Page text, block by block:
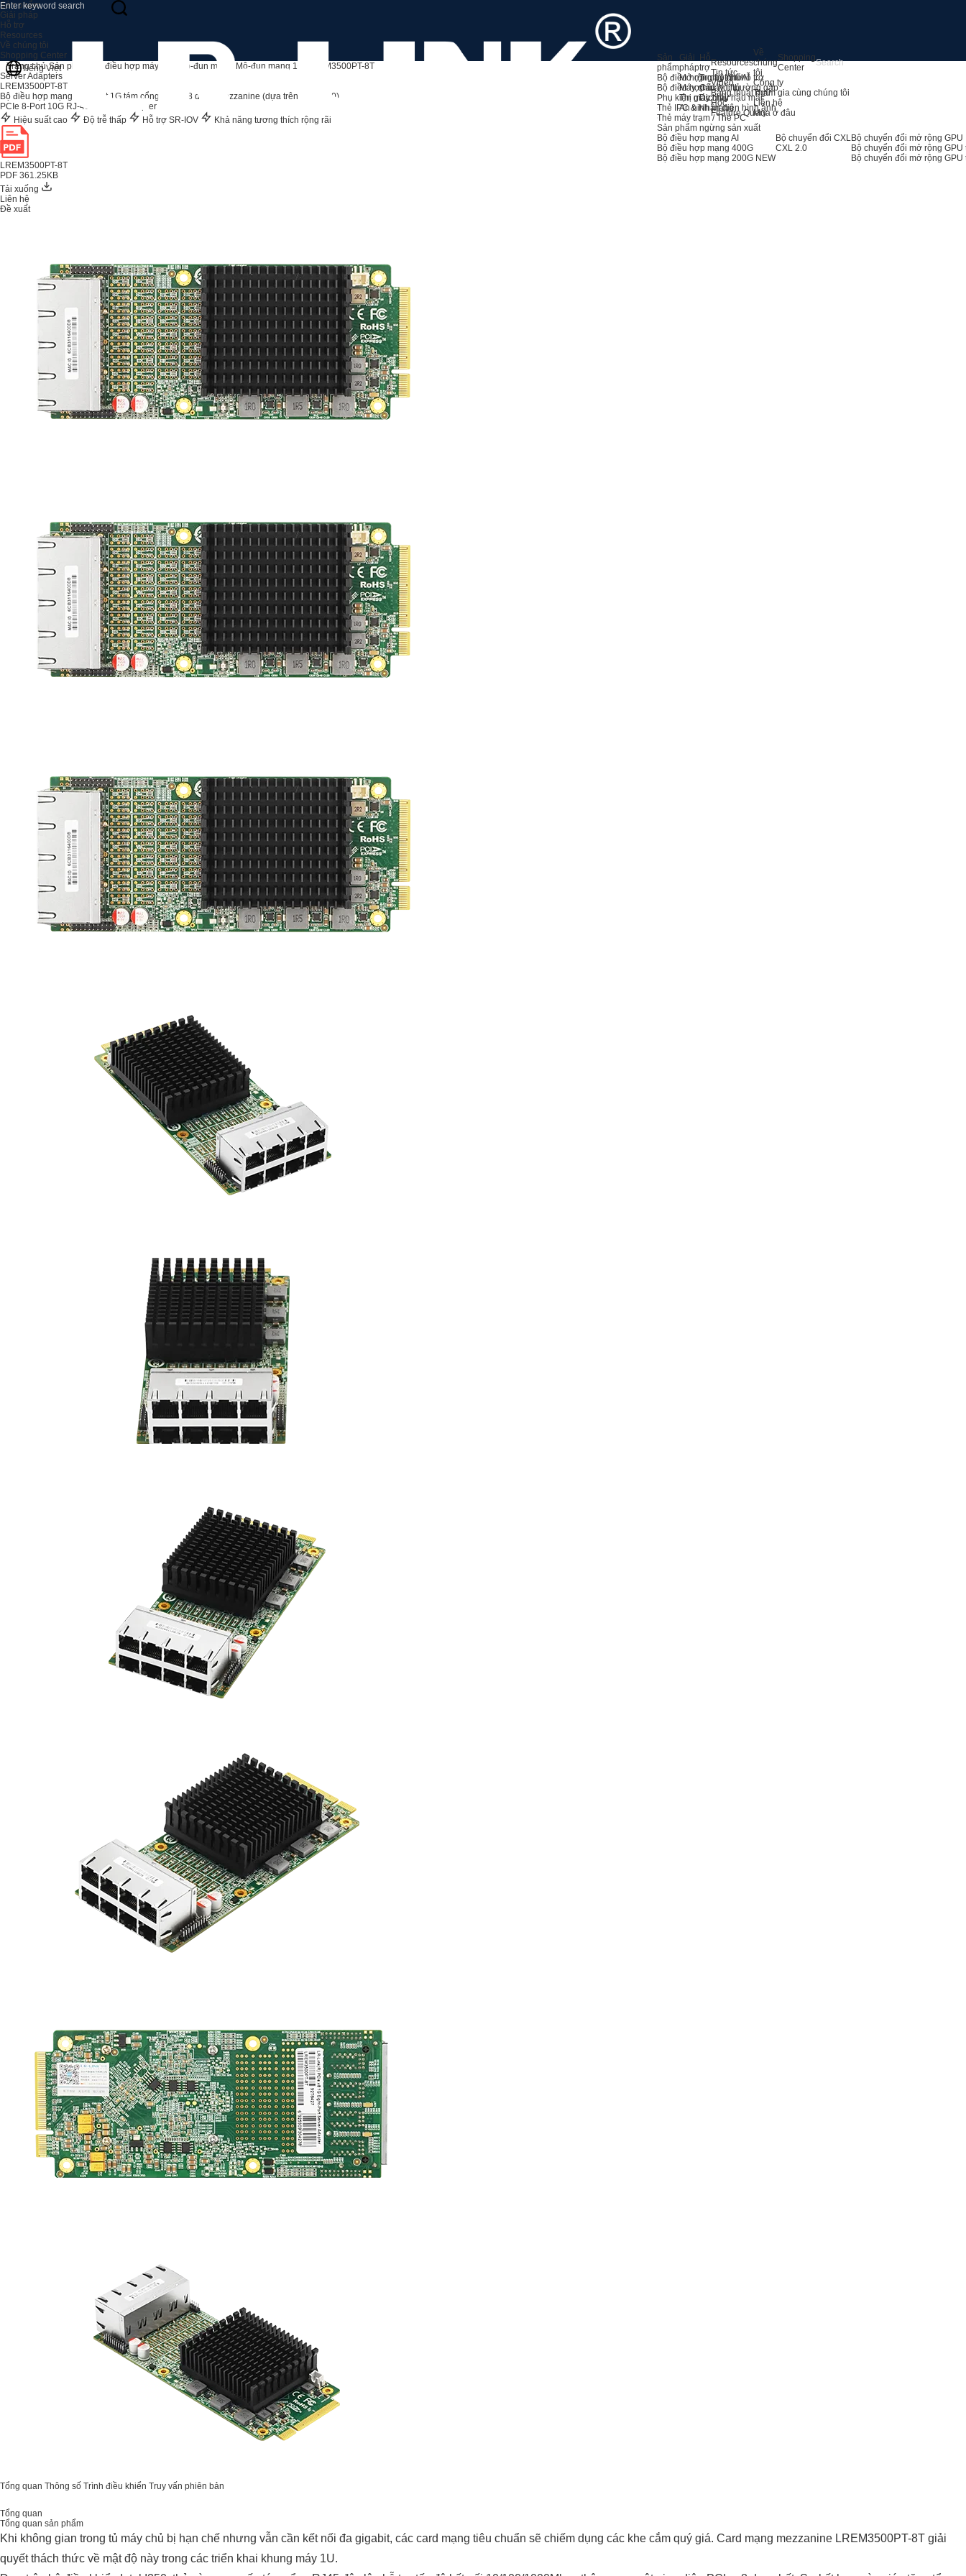
Sản
phẩm
Bộ điều hợp máy chủ AI
Bộ điều hợp máy chủ
Phụ kiện máy chủ
Thẻ IPC & Nhận diện hình ảnh
Thẻ máy trạm / Thẻ PC
Sản phẩm ngừng sản xuất
Bộ điều hợp mạng AI
Bộ điều hợp mạng 400G
Bộ điều hợp mạng 200G NEW
Bộ chuyển đổi CXL
CXL 2.0
Bộ chuyển đổi mở rộng GPU
Bộ chuyển đổi mở rộng
Bộ chuyển đổi mở rộng GPU
Giải
pháp
Mở rộng bộ nhớ
Máy chủ
Thị giác máy
An ninh mạng
Hỗ
trợ
Trung tâm hỗ trợ
Câu hỏi thường gặp
Dịch vụ hậu mãi
Resources
Tin tức
Video
Bảng thuật ngữ
Học
Feature Query
Về
chúng
tôi
Công ty
Tham gia cùng chúng tôi
Liên hệ
Mua ở đâu
Shopping
Center
Sản phẩm
Giải pháp
Hỗ trợ
Resources
Về chúng tôi
Shopping Center
Tiếng Việt
Trang chủ Sản phẩm Bộ điều hợp máy chủ Mô-đun mạng Mô-đun mạng 1G
LREM3500PT-8T
Server Adapters
LREM3500PT-8T
Bộ điều hợp mạng Ethernet 1G tám cổng PCIe x8 dạng Mezzanine (dựa trên Intel I350)
PCIe 8-Port 10G RJ-45 Network Adapter
Hiệu suất cao
Độ trễ thấp Hỗ trợ SR-IOV Khả năng tương thích rộng rãi
LREM3500PT-8T
PDF 361.25KB
Tải xuống
Liên hệ
Đề xuất
Tổng quan Thông số Trình điều khiển Truy vấn phiên bản
Tổng quan
Tổng quan sản phẩm
Khi không gian trong tủ máy chủ bị hạn chế nhưng vẫn cần kết nối đa gigabit, các card mạng tiêu chuẩn sẽ chiếm dụng các khe cắm quý giá. Card mạng mezzanine LREM3500PT-8T giải
quyết thách thức về mật độ này trong các triển khai khung máy 1U.